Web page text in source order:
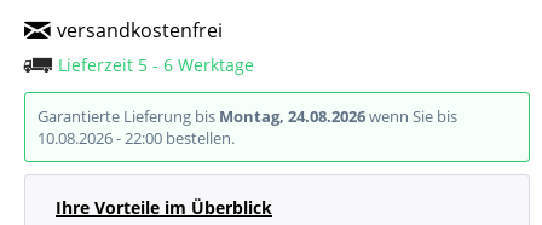
versandkostenfrei
Lieferzeit 5 - 6 Werktage
Garantierte Lieferung bis Montag, 24.08.2026wenn Sie bis
10.08.2026 - 22:00 bestellen.
Ihre Vorteile im Überblick